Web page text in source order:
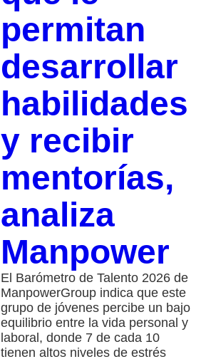
permitan
desarrollar
habilidades
y recibir
mentorías,
analiza
Manpower
El Barómetro de Talento 2026 de
ManpowerGroup indica que este
grupo de jóvenes percibe un bajo
equilibrio entre la vida personal y
laboral, donde 7 de cada 10
tienen altos niveles de estrés